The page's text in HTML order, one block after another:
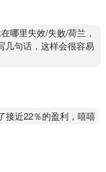
哪里失效/失败/荷兰，
几句话，这样会很容易
接近22％的盈利，嘻嘻